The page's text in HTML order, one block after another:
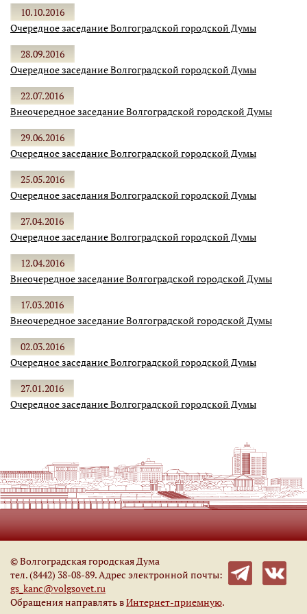
10.10.2016
Очередное заседание Волгоградской городской Думы
28.09.2016
Очередное заседание Волгоградской городской Думы
22.07.2016
Внеочередное заседание Волгоградской городской Думы
29.06.2016
Очередное заседание Волгоградской городской Думы
25.05.2016
Очередное заседания Волгоградской городской Думы
27.04.2016
Очередное заседание Волгоградской городской Думы
12.04.2016
Внеочередное заседание Волгоградской городской Думы
17.03.2016
Внеочередное заседание Волгоградской городской Думы
02.03.2016
Очередное заседание Волгоградской городской Думы
27.01.2016
Очередное заседание Волгоградской городской Думы
© Волгоградская городская Дума
тел. (8442) 38-08-89. Адрес электронной почты:
gs_kanc@volgsovet.ru
Обращения направлять вИнтернет-приемную.